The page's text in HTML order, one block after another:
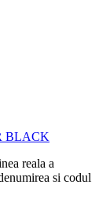
reala a
si codul